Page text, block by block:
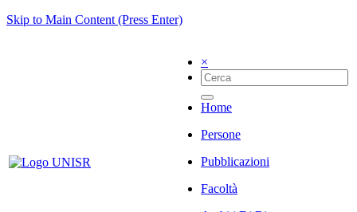
Skip to Main Content (Press Enter)
×
Home
Persone
Pubblicazioni
Facoltà